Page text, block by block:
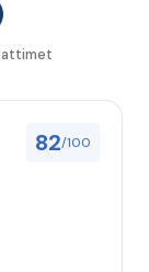
82/100